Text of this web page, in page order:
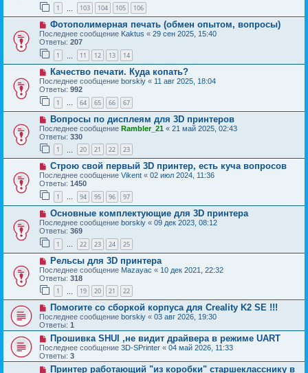
1 103 104 105 106
Фотополимерная печать (обмен опытом, вопросы)
Последнее сообщение Kaktus « 29 сен 2025, 15:40
Ответы: 207
1 11 12 13 14
Качество печати. Куда копать?
Последнее сообщение borskiy « 11 авг 2025, 18:04
Ответы: 992
1 … 64 65 66 67
Вопросы по дисплеям для 3D принтеров
Последнее сообщение Rambler_21 « 21 май 2025, 02:43
Ответы: 330
1 20 21 22 23
Строю свой первый 3D принтер, есть куча вопросов
Последнее сообщение Vikent « 02 июл 2024, 11:36
Ответы: 1450
1 … 94 95 96 97
Основные комплектующие для 3D принтера
Последнее сообщение borskiy « 09 дек 2023, 08:12
Ответы: 369
1 … 22 23 24 25
Рельсы для 3D принтера
Последнее сообщение Mazayac « 10 дек 2021, 22:32
Ответы: 318
1 19 20 21 22
Помогите со сборкой корпуса для Creality K2 SE !!!
Последнее сообщение borskiy « 03 авг 2026, 19:30
Ответы: 1
Прошивка SHUI ,не видит драйвера в режиме UART
Последнее сообщение 3D-SPrinter « 04 май 2026, 11:33
Ответы: 3
Принтер работающий "из коробки" старшекласснику в